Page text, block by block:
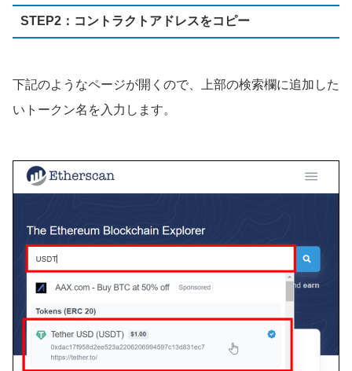
STEP2：コントラクトアドレスをコピー
下記のようなページが開くので、上部の検索欄に追加した
いトークン名を入力します。